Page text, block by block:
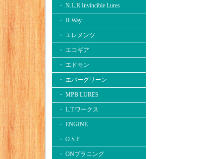
・ N.L.R Invincible Lures
・ H.Way
・ エレメンツ
・ エコギア
・ エドモン
・ エバーグリーン
・ MPB LURES
・ L.T.ワークス
・ ENGINE
・ O.S.P
・ ONプラニング